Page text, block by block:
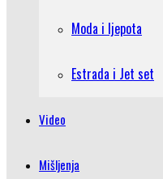
Moda i ljepota
Estrada i Jet set
Video
Mišljenja